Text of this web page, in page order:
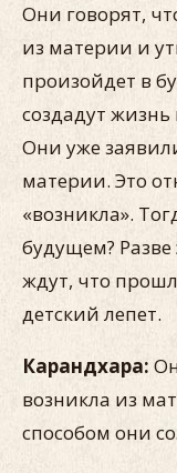
Они говорят,
из материи и
произойдет в
создадут жизнь
Они уже
материи. Это
«возникла».
будущем?
ждут, что
детский лепет.
Карандхара:
возникла из
способом они